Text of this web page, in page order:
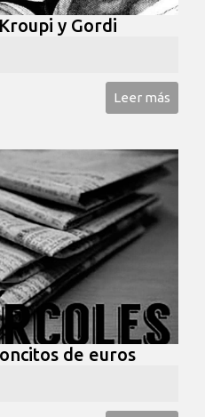
y Gordi
Leer más
de euros